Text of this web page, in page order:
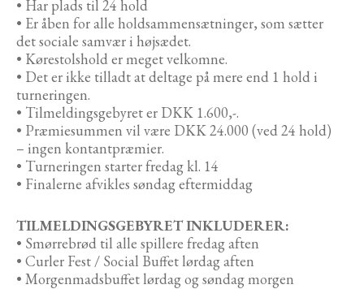
• Har plads til 24 hold
• Er åben for alle holdsammensætninger, som sætter
det sociale samvær i højsædet.
• Kørestolshold er meget velkomne.
• Det er ikke tilladt at deltage på mere end 1 hold i
turneringen.
• Tilmeldingsgebyret er DKK 1.600,-.
• Præmiesummen vil være DKK 24.000 (ved 24 hold)
– ingen kontantpræmier.
• Turneringen starter fredag kl. 14
• Finalerne afvikles søndag eftermiddag
TILMELDINGSGEBYRET INKLUDERER:
• Smørrebrød til alle spillere fredag aften
• Curler Fest / Social Buffet lørdag aften
• Morgenmadsbuffet lørdag og søndag morgen